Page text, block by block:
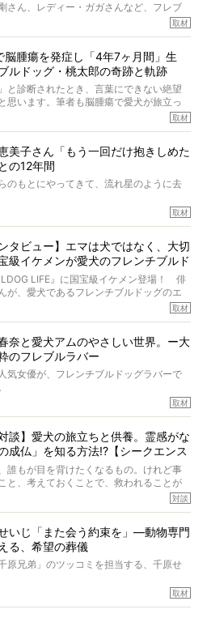
さん、レディー・ガガさんなど、フレブ
が多いと思います。が、ロッチ中岡さん
ムを覗くと、たくさんのフレブルアカウ
れていて、わが『FRENCH BULLDOG
やトーラスも、その中の一頭。
、フレブルの魅力を語っていただきまし
ぷりは、思ってた以上！ ガチ中のガチ
取材
脳腫瘍を発症し「4年7ヶ月間」生
ルドッグ・桃太郎の奇跡と軌跡
と診断されたとき、言葉にできない絶望
思います。筆者も脳腫瘍で愛犬が旅立っ
こそ、どれほど厄介で困難な病気かを理
チブルドッグの桃太郎は9歳で脳腫瘍を発
ヶ月間も生き抜いたのです。旅立ったと
11ヶ月、レジェンド級のレジェンドでし
療後3年間は一度も発作が起きなかったと
チブルドッグだけでなく、脳腫瘍と闘う
ある佐藤さんご夫婦に、治療の選択やケ
お話しをうかがいました。
取材
美子さん「もう一回だけ抱きしめた
の12年間
のもとにやってきて、流れ星のように去
。
すぐ解消することはできないが、話をき
ったりするのもいいだろう。
こんなにいい子だった、ほんとうに愛し
子さんのご自宅へ伺って、お話をきこう
取材
タビュー】エマは犬ではなく、大切
級イケメンが愛犬のフレンチブルド
場
LIFE』に国宝級イケメン登場！ 俳
が、愛犬であるフレンチブルドッグのエ
女の子）にメロメロとの情報を聞きつけ、
から次へと飛び出しました。
取材
奈と愛犬アムのやさしい世界。ー大
のフレブルラバー
気女優が、フレンチブルドッグラバーで
にするほどに、そのフレンチブルドッグ
それとまったく同じであることに、なん
てしまったのでした。
ゃんのすてきな暮らしを、BUHI編集長の
ながら、切り取らせていただきます。
取材
談】愛犬の旅立ちと供養。霊感がな
成仏」を知る方法!?【シークエンス
】
誰もが目を背けたくなるもの。けれど事
と、考えておくことで、救われることが
人「シークエンスはやとも」さんに、愛
についてインタビュー。
対談相手は、大の犬好きで心霊分野の知
PELIさん。
あと、ベッドやおもちゃはどうすればい
対談
せいじ「また会う約束を」―動物専門
る、希望の葬儀
原兄弟」のツッコミを担当する、千原せ
取材